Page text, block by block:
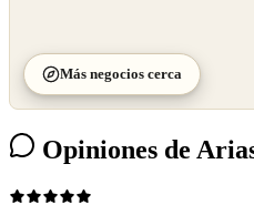
Más negocios cerca
Opiniones de